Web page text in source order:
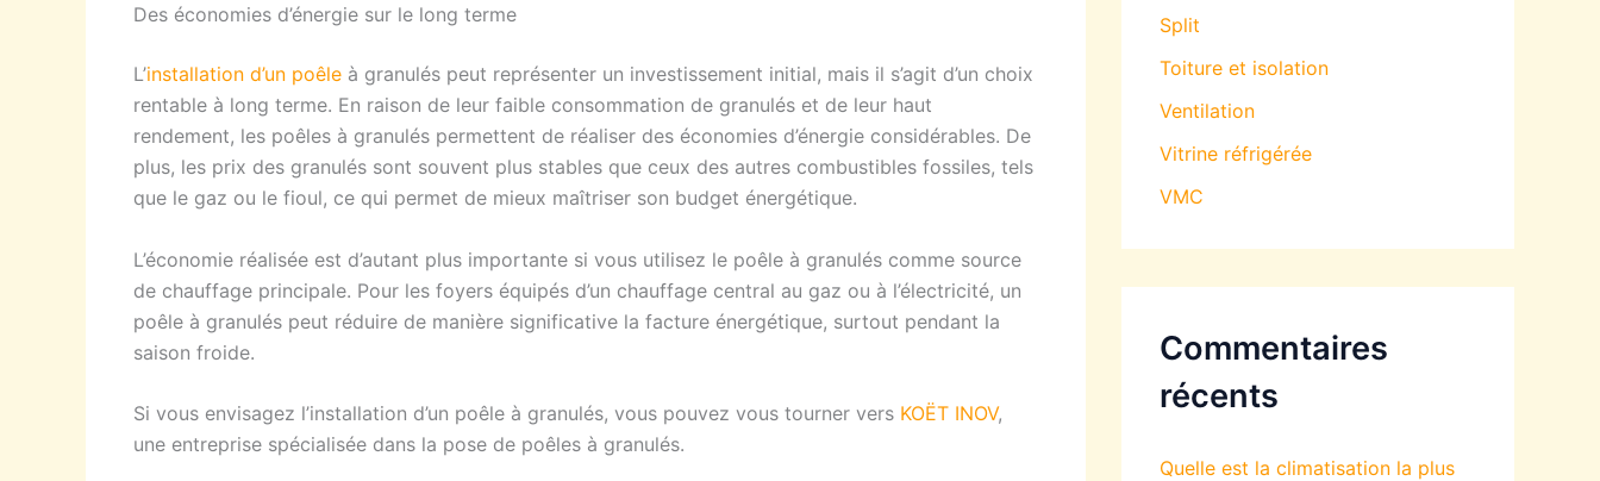
Des économies d’énergie sur le long terme
L’installation d’un poêle à granulés peut représenter un investissement initial, mais il s’agit d’un choix
rentable à long terme. En raison de leur faible consommation de granulés et de leur haut
rendement, les poêles à granulés permettent de réaliser des économies d’énergie considérables. De
plus, les prix des granulés sont souvent plus stables que ceux des autres combustibles fossiles, tels
que le gaz ou le fioul, ce qui permet de mieux maîtriser son budget énergétique.
L’économie réalisée est d’autant plus importante si vous utilisez le poêle à granulés comme source
de chauffage principale. Pour les foyers équipés d’un chauffage central au gaz ou à l’électricité, un
poêle à granulés peut réduire de manière significative la facture énergétique, surtout pendant la
saison froide.
Si vous envisagez l’installation d’un poêle à granulés, vous pouvez vous tourner vers KOËT INOV,
une entreprise spécialisée dans la pose de poêles à granulés.
Split
Toiture et isolation
Ventilation
Vitrine réfrigérée
VMC
Commentaires
récents
Quelle est la climatisation la plus